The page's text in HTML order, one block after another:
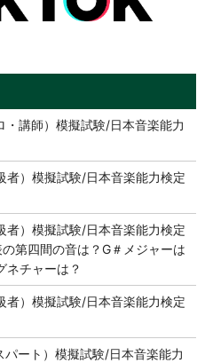
・講師）模擬試験/日本音楽能力
者）模擬試験/日本音楽能力検定
者）模擬試験/日本音楽能力検定
第四間の音は？G＃メジャーは
ネチャーは？
者）模擬試験/日本音楽能力検定
パート）模擬試験/日本音楽能力